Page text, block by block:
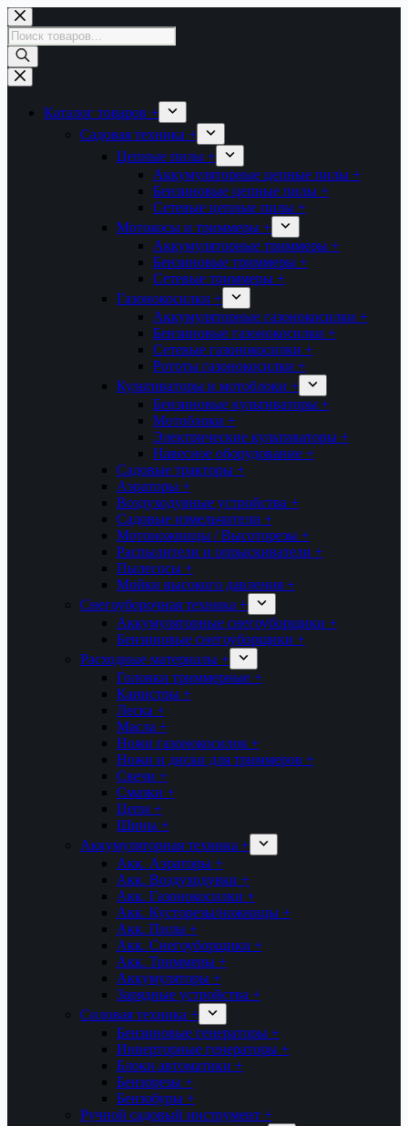
Перейти
к
сути
Поиск
товаров
Каталог товаров +
Садовая техника +
Цепные пилы +
Аккумуляторные цепные пилы +
Бензиновые цепные пилы +
Сетевые цепные пилы +
Мотокосы и триммеры +
Аккумуляторные триммеры +
Бензиновые триммеры +
Сетевые триммеры +
Газонокосилки +
Аккумуляторные газонокосилки +
Бензиновые газонокосилки +
Сетевые газонокосилки +
Рототы газонокосилки +
Культиваторы и мотоблоки +
Бензиновые культиваторы +
Мотоблоки +
Электрические культиваторы +
Навесное оборудование +
Садовые тракторы +
Аэраторы +
Воздуходувные устройства +
Садовые измельчители +
Мотоножницы / Высоторезы +
Распылители и опрыскиватели +
Пылесосы +
Мойки высокого давления +
Снегоуборочная техника +
Аккумуляторные снегоуборщики +
Бензиновые снегоуборщики +
Расходные материалы +
Головки триммерные +
Канистры +
Леска +
Масла +
Ножи газонокосилок +
Ножи и диски для триммеров +
Свечи +
Смазки +
Цепи +
Шины +
Аккумуляторная техника +
Акк. Аэраторы +
Акк. Воздуходувки +
Акк. Газонокосилки +
Акк. Кусторезы/ножницы +
Акк. Пилы +
Акк. Снегоуборщики +
Акк. Триммеры +
Аккумуляторы +
Зарядные устройства +
Силовая техника +
Бензиновые генераторы +
Инверторные генераторы +
Блоки автоматики +
Бензорезы +
Бензобуры +
Ручной садовый инструмент +